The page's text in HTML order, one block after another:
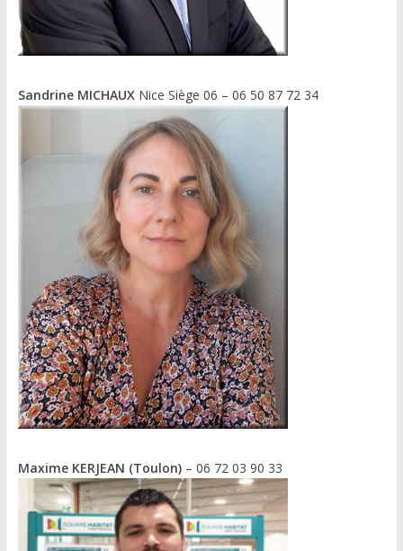
Sandrine MICHAUX Nice Siège 06 – 06 50 87 72 34
Maxime KERJEAN (Toulon)– 06 72 03 90 33